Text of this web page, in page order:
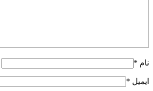
نام *
ایمیل *